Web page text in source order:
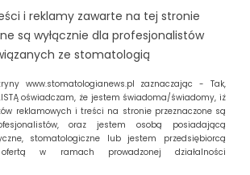
i reklamy zawarte na tej stronie
są wyłącznie dla profesjonalistów
ze stomatologią
www.stomatologianews.pl zaznaczając - Tak,
oświadczam, że jestem świadoma/świadomy, iż
reklamowych i treści na stronie przeznaczone są
oraz jestem osobą posiadającą
stomatologiczne lub jestem przedsiębiorcą
ofertą w ramach prowadzonej działalności